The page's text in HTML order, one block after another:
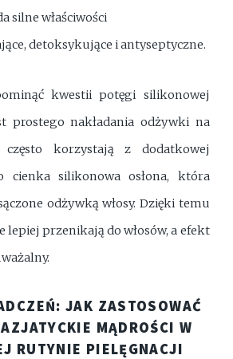
silne właściwości
detoksykujące i antyseptyczne.
kwestii potęgi silikonowej
prostego nakładania odżywki na
często korzystają z dodatkowej
cienka silikonowa osłona, która
odżywką włosy. Dzięki temu
lepiej przenikają do włosów, a efekt
JAK ZASTOSOWAĆ
MĄDROŚCI W
RUTYNIE PIELĘGNACJI